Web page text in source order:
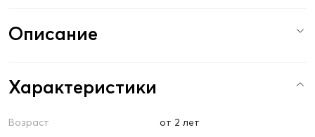
Описание
Характеристики
Возраст
от 2 лет